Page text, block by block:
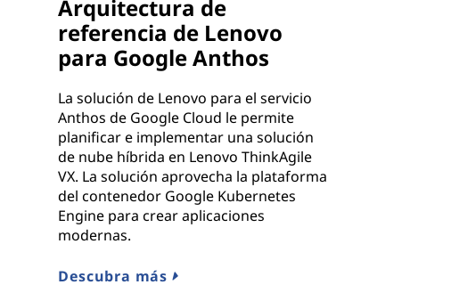
Arquitectura de
referencia de Lenovo
para Google Anthos
La solución de Lenovo para el servicio
Anthos de Google Cloud le permite
planificar e implementar una solución
de nube híbrida en Lenovo ThinkAgile
VX. La solución aprovecha la plataforma
del contenedor Google Kubernetes
Engine para crear aplicaciones
modernas.
Descubra más